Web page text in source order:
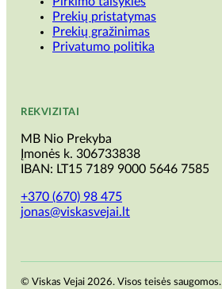
Prekių pristatymas
Prekių gražinimas
Privatumo politika
REKVIZITAI
MB Nio Prekyba
Įmonės k. 306733838
IBAN: LT15 7189 9000 5646 7585
+370 (670) 98 475
jonas@viskasvejai.lt
© Viskas Vejai 2026. Visos teisės saugomos.